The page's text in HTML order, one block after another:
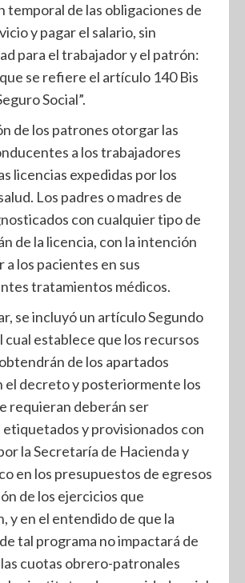
temporal de las obligaciones de
y pagar el salario, sin
para el trabajador y el patrón:
se refiere el artículo 140 Bis
Social”.
de los patrones otorgar las
a los trabajadores
licencias expedidas por los
Los padres o madres de
con cualquier tipo de
de la licencia, con la intención
a los pacientes en sus
tratamientos médicos.
se incluyó un artículo Segundo
cual establece que los recursos
de los apartados
el decreto y posteriormente los
requieran deberán ser
y provisionados con
la Secretaría de Hacienda y
en los presupuestos de egresos
de los ejercicios que
y en el entendido de que la
tal programa no impactará de
cuotas obrero-patronales